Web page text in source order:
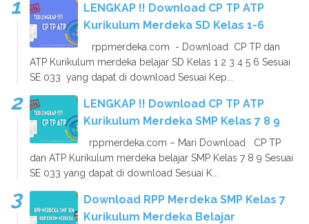
LENGKAP !! Download CP TP ATP
Kurikulum Merdeka SD Kelas 1-6
rppmerdeka.com - Download CP TP dan
ATP Kurikulum merdeka belajar SD Kelas 1 2 3 4 5 6 Sesuai
SE 033 yang dapat di download Sesuai Kep...
LENGKAP !! Download CP TP ATP
Kurikulum Merdeka SMP Kelas 7 8 9
rppmerdeka.com – Mari Download CP TP
dan ATP Kurikulum merdeka belajar SMP Kelas 7 8 9 Sesuai
SE 033 yang dapat di download Sesuai K...
Download RPP Merdeka SMP Kelas 7
Kurikulum Merdeka Belajar